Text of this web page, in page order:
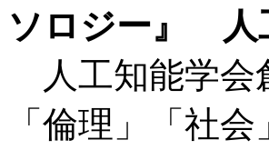
ソロジー』 人
人工知能学会
「倫理」「社